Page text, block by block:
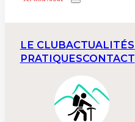
LE CLUBACTUALITÉS
PRATIQUESCONTACT